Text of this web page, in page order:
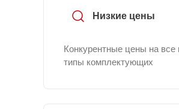
Низкие цены
Конкурентные цены на все
типы комплектующих